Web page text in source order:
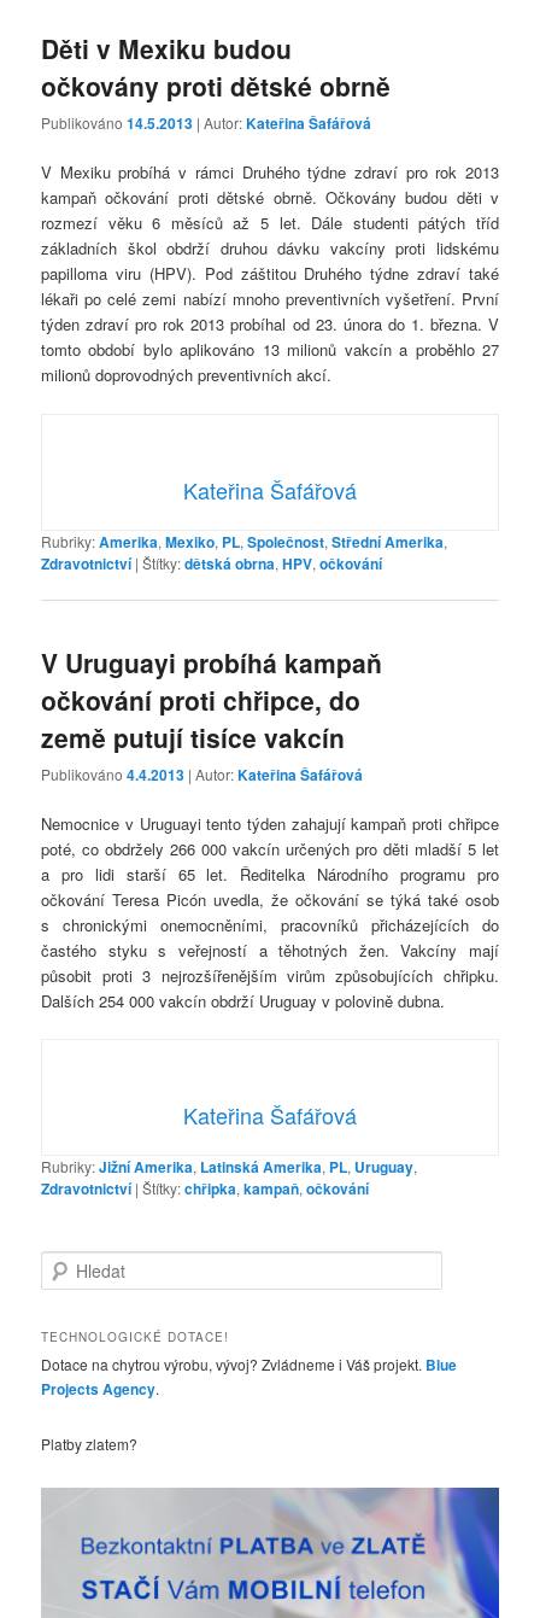
Děti v Mexiku budou
očkovány proti dětské obrně
Publikováno14.5.2013 | Autor:Kateřina Šafářová
V Mexiku probíhá v rámci Druhého týdne zdraví pro rok 2013
kampaň očkování proti dětské obrně. Očkovány budou děti v
rozmezí věku 6 měsíců až 5 let. Dále studenti pátých tříd
základních škol obdrží druhou dávku vakcíny proti lidskému
papilloma viru (HPV). Pod záštitou Druhého týdne zdraví také
lékaři po celé zemi nabízí mnoho preventivních vyšetření. První
týden zdraví pro rok 2013 probíhal od 23. února do 1. března. V
tomto období bylo aplikováno 13 milionů vakcín a proběhlo 27
milionů doprovodných preventivních akcí.
Kateřina Šafářová
Rubriky:Amerika,Mexiko, PL,Společnost,Střední Amerika,
Zdravotnictví |Štítky:dětská obrna,HPV,očkování
V Uruguayi probíhá kampaň
očkování proti chřipce, do
země putují tisíce vakcín
Publikováno4.4.2013 | Autor:Kateřina Šafářová
Nemocnice v Uruguayi tento týden zahajují kampaň proti chřipce
poté, co obdržely 266 000 vakcín určených pro děti mladší 5 let
a pro lidi starší 65 let. Ředitelka Národního programu pro
očkování Teresa Picón uvedla, že očkování se týká také osob
s chronickými onemocněními, pracovníků přicházejících do
častého styku s veřejností a těhotných žen. Vakcíny mají
působit proti 3 nejrozšířenějším virům způsobujících chřipku.
Dalších 254 000 vakcín obdrží Uruguay v polovině dubna.
Kateřina Šafářová
Rubriky:Jižní Amerika, Latinská Amerika, PL, Uruguay,
Zdravotnictví |Štítky:chřipka,kampaň,očkování
l
d
t
TECHNOLOGICKÉ DOTACE!
Dotace na chytrou výrobu, vývoj? Zvládneme i Váš projekt. Blue
Projects Agency.
Platby zlatem?